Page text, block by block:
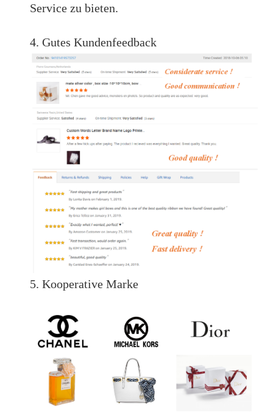
Service zu bieten.
4. Gutes Kundenfeedback
5. Kooperative Marke